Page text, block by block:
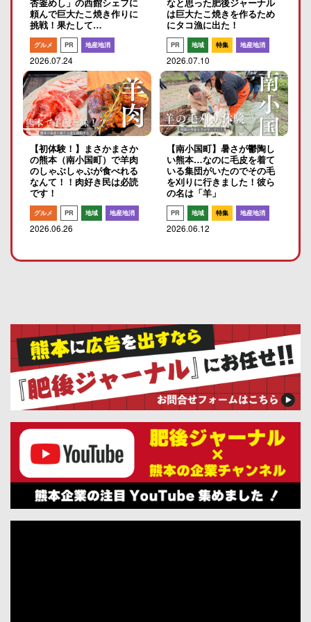
杏釜めし」の西館シェフに
頼んで巨大たこ焼き作りに
挑戦！果たして…
グルメ PR 地産地消
2026.07.24
なと思った肥後ジャーナル
は巨大たこ焼きを作るため
にタコ漁に出た！
PR 地域 特集 地産地消
2026.07.10
【初体験！】まさかまさか
の熊本（南小国町）で羊肉
のしゃぶしゃぶが食べれる
なんて！！肉好き民は必読
です！
グルメ PR 地域 地産地消
2026.06.26
【南小国町】暑さが鬱陶し
い熊本…なのに毛皮を着て
いる集団がいたのでその毛
を刈りに行きました！彼ら
の名は「羊」
PR 地域 特集 地産地消
2026.06.12